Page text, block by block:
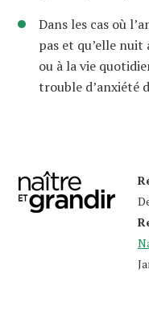
Dans les cas où
pas et qu’elle
ou à la vie
trouble d’anxiété